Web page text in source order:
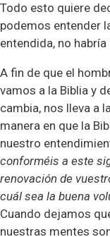
Todo esto quiere
podemos entender
entendida, no
A fin de que el
vamos a la Biblia y
cambia, nos lleva a
manera en que la
nuestro
conforméis a este
renovación de
cuál sea la buena
Cuando dejamos
nuestras mentes